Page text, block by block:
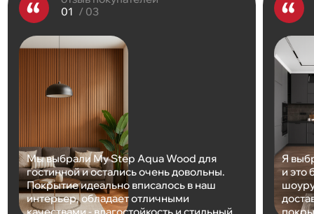
/ 03
Мы выбрали Му Step Aqua Wood для
гостинной и остались очень довольны.
Покрытие идеально вписалось в наш
интерьер, обладает отличными
Я
и это